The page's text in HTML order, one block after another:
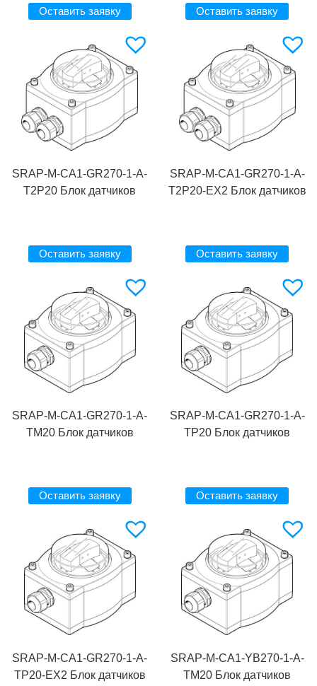
Оставить заявку Оставить заявку
SRAP-M-CA1-GR270-1-A-
T2P20 Блок датчиков
Оставить заявку
SRAP-M-CA1-GR270-1-A-
T2P20-EX2 Блок датчиков
Оставить заявку
SRAP-M-CA1-GR270-1-A-
TM20 Блок датчиков
Оставить заявку
SRAP-M-CA1-GR270-1-A-
TP20 Блок датчиков
Оставить заявку
SRAP-M-CA1-GR270-1-A-
TP20-EX2 Блок датчиков
SRAP-M-CA1-YB270-1-A-
TM20 Блок датчиков